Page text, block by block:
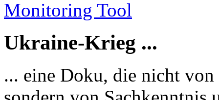
Ukraine-Krieg ...
... eine Doku, die nicht